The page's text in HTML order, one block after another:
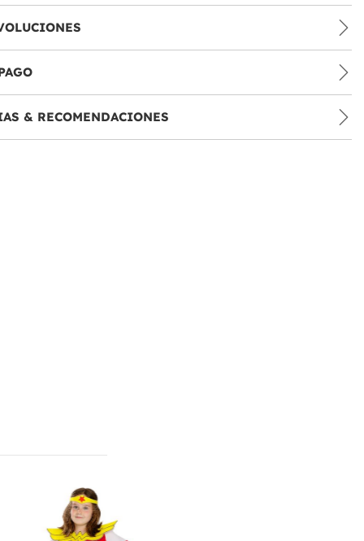
& RECOMENDACIONES